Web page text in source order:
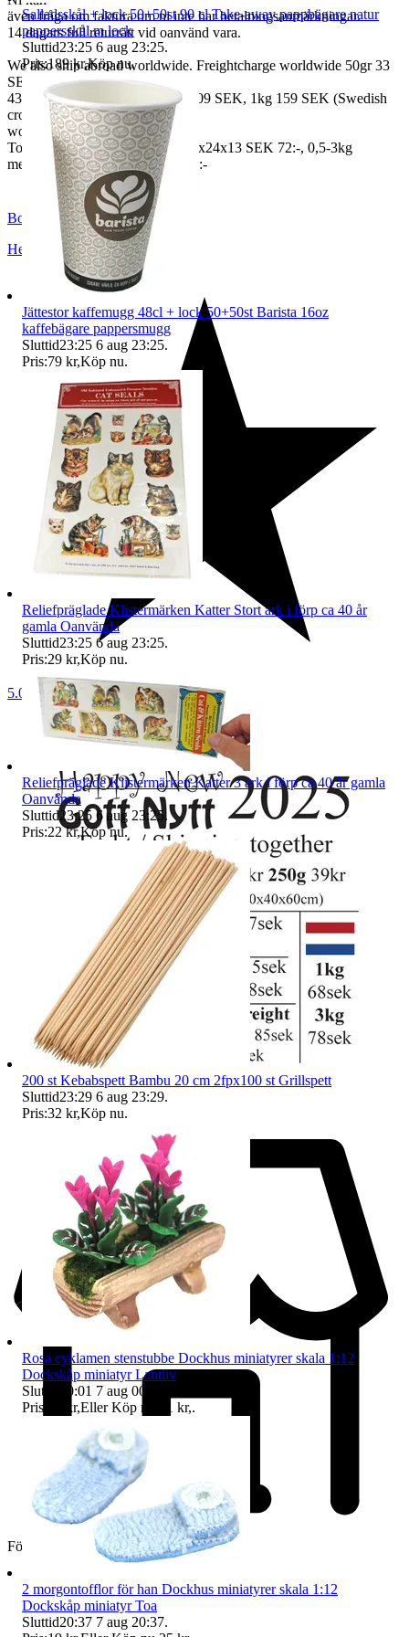
även fråga om faktura om ni inte har betalningsanmärkningar.
14 dagars full returrätt vid oanvänd vara.
We also ship abroad worldwide. Freightcharge worldwide 50gr 33
SEK, 100 gr
43 SEK, 250gr 85 SEK, 0,5kg 109 SEK, 1kg 159 SEK (Swedish
crown
worldwide price freight)
To Denmark 0,5-3kg measure 35x24x13 SEK 72:-, 0,5-3kg
measure 40x40x140cm SEK 144:-
BoutiqueNo9
Helsingborg,Sverige
5.0
Företag
Salladsskål + lock 50+50st 90 cl Take-away pappbägare natur
pappersskål m lock
Sluttid23:25 6 aug 23:25.
Pris:189 kr,Köp nu.
Jättestor kaffemugg 48cl + lock 50+50st Barista 16oz
kaffebägare pappersmugg
Sluttid23:25 6 aug 23:25.
Pris:79 kr,Köp nu.
Reliefpräglade Klistermärken Katter Stort ark i förp ca 40 år
gamla Oanvända
Sluttid23:25 6 aug 23:25.
Pris:29 kr,Köp nu.
Reliefpräglade Klistermärken Katter 3 ark i förp ca 40 år gamla
Oanvända
Sluttid23:25 6 aug 23:25.
Pris:22 kr,Köp nu.
200 st Kebabspett Bambu 20 cm 2fpx100 st Grillspett
Sluttid23:29 6 aug 23:29.
Pris:32 kr,Köp nu.
Rosa cyklamen stenstubbe Dockhus miniatyrer skala 1:12
Dockskåp miniatyr Lantliv
Sluttid
00:01 7 aug 00:01
Pris:
59 kr,Eller Köp nu 71 kr,.
2 morgontofflor för han Dockhus miniatyrer skala 1:12
Dockskåp miniatyr Toa
Sluttid20:37 7 aug 20:37.